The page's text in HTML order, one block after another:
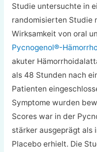
Studie untersuchte in
randomisierten Studie
Wirksamkeit von oral
Pycnogenol®-
akuter
als 48 Stunden nach
Patienten
Symptome wurden
Scores war in der
stärker ausgeprägt als
Placebo erhielt. Die